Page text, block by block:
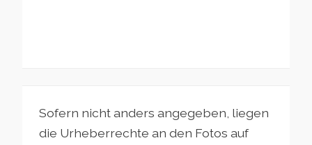
Sofern nicht anders angegeben, liegen
die Urheberrechte an den Fotos auf